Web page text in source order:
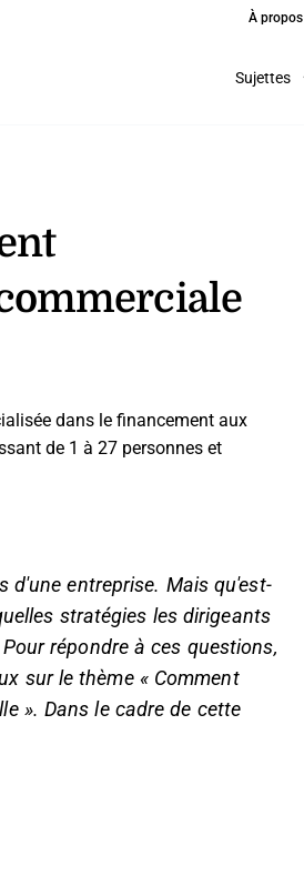
À propos
Sujettes
dans le financement aux
de 1 à 27 personnes et
d'une entreprise. Mais qu'est-
stratégies les dirigeants
répondre à ces questions,
sur le thème « Comment
». Dans le cadre de cette